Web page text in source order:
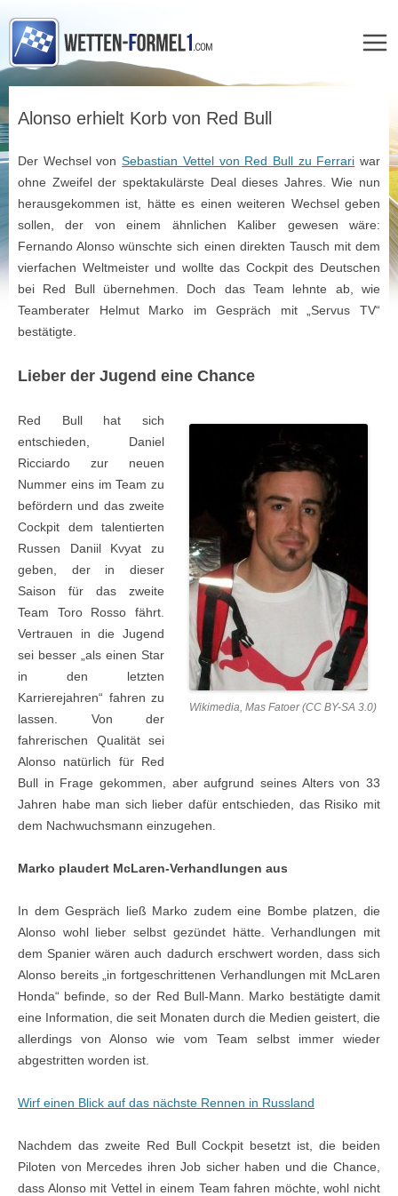
springen
Alonso erhielt Korb von Red Bull
Der Wechsel vonSebastian Vettel von Red Bull zu Ferrari war
ohne Zweifel der spektakulärste Deal dieses Jahres. Wie nun
herausgekommen ist, hätte es einen weiteren Wechsel geben
sollen, der von einem ähnlichen Kaliber gewesen wäre:
Fernando Alonso wünschte sich einen direkten Tausch mit dem
vierfachen Weltmeister und wollte das Cockpit des Deutschen
bei Red Bull übernehmen. Doch das Team lehnte ab, wie
Teamberater Helmut Marko im Gespräch mit „Servus TV“
bestätigte.
Lieber der Jugend eine Chance
Wikimedia, Mas Fatoer (CC BY-SA 3.0)
Red Bull hat sich
entschieden, Daniel
Ricciardo zur neuen
Nummer eins im Team zu
befördern und das zweite
Cockpit dem talentierten
Russen Daniil Kvyat zu
geben, der in dieser
Saison für das zweite
Team Toro Rosso fährt.
Vertrauen in die Jugend
sei besser „als einen Star
in den letzten
Karrierejahren“ fahren zu
lassen. Von der
fahrerischen Qualität sei
Alonso natürlich für Red
Bull in Frage gekommen, aber aufgrund seines Alters von 33
Jahren habe man sich lieber dafür entschieden, das Risiko mit
dem Nachwuchsmann einzugehen.
Marko plaudert McLaren-Verhandlungen aus
In dem Gespräch ließ Marko zudem eine Bombe platzen, die
Alonso wohl lieber selbst gezündet hätte. Verhandlungen mit
dem Spanier wären auch dadurch erschwert worden, dass sich
Alonso bereits „in fortgeschrittenen Verhandlungen mit McLaren
Honda“ befinde, so der Red Bull-Mann. Marko bestätigte damit
eine Information, die seit Monaten durch die Medien geistert, die
allerdings von Alonso wie vom Team selbst immer wieder
abgestritten worden ist.
Wirf einen Blick auf das nächste Rennen in Russland
Nachdem das zweite Red Bull Cockpit besetzt ist, die beiden
Piloten von Mercedes ihren Job sicher haben und die Chance,
dass Alonso mit Vettel in einem Team fahren möchte, wohl nicht